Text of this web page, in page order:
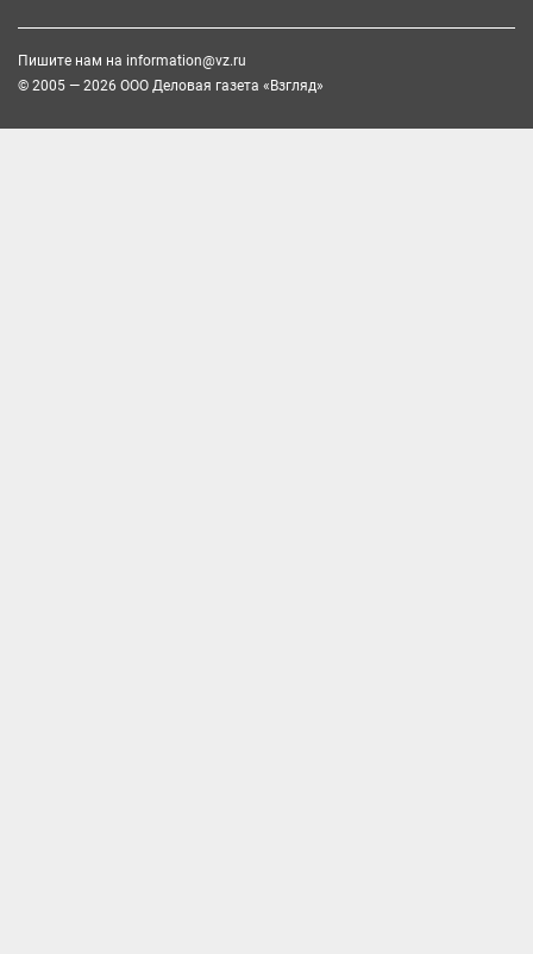
Пишите нам на information@vz.ru
© 2005 — 2026 ООО Деловая газета «Взгляд»